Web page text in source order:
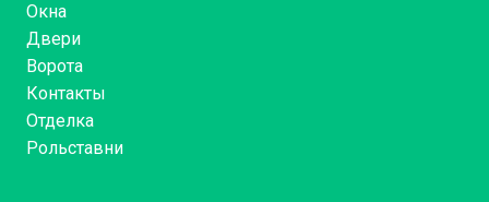
Окна
Двери
Ворота
Контакты
Отделка
Рольставни